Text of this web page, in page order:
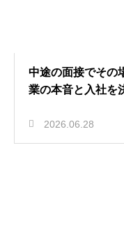
中途の面接でその
業の本音と入社を
2026.06.28